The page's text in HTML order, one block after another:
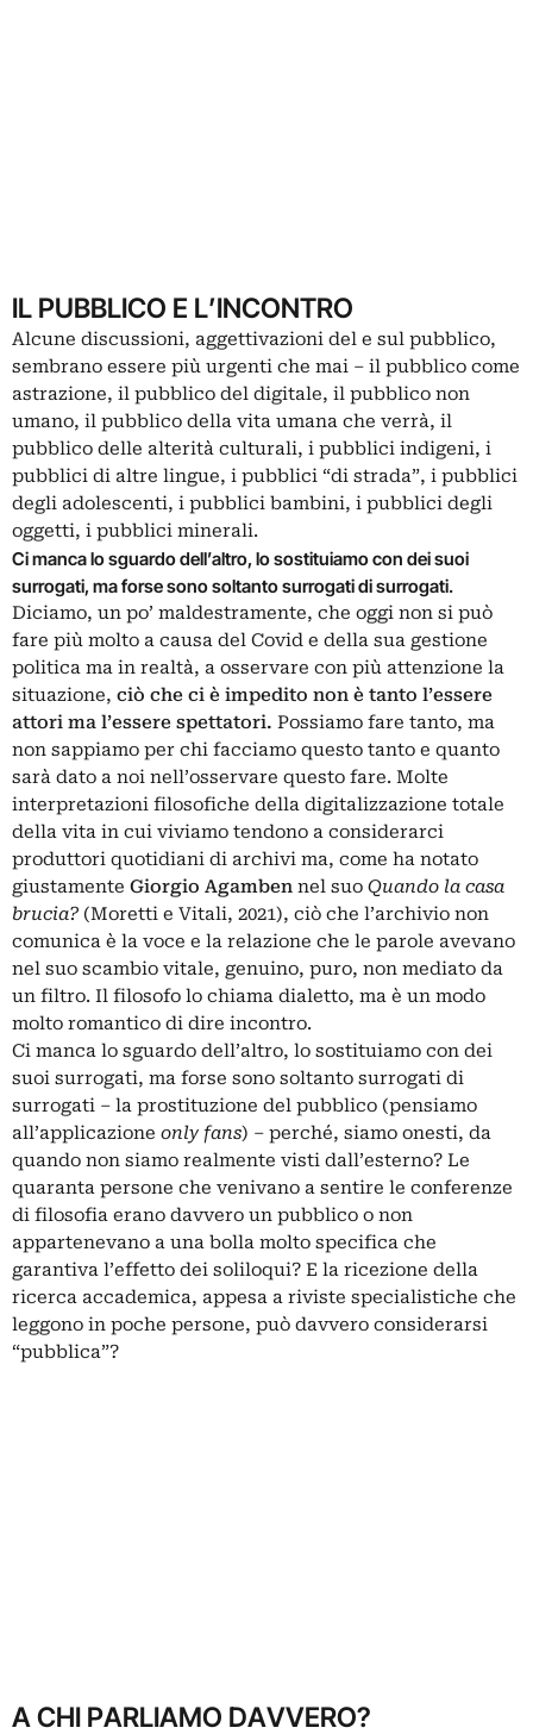
IL PUBBLICO E L’INCONTRO
Alcune discussioni, aggettivazioni del e sul pubblico,
sembrano essere più urgenti che mai – il pubblico come
astrazione, il pubblico del digitale, il pubblico non
umano, il pubblico della vita umana che verrà, il
pubblico delle alterità culturali, i pubblici indigeni, i
pubblici di altre lingue, i pubblici “di strada”, i pubblici
degli adolescenti, i pubblici bambini, i pubblici degli
oggetti, i pubblici minerali.
Ci manca lo sguardo dell’altro, lo sostituiamo con dei suoi
surrogati, ma forse sono soltanto surrogati di surrogati.
Diciamo, un po’ maldestramente, che oggi non si può
fare più molto a causa del Covid e della sua gestione
politica ma in realtà, a osservare con più attenzione la
situazione, ciò che ci è impedito non è tanto l’essere
attori ma l’essere spettatori. Possiamo fare tanto, ma
non sappiamo per chi facciamo questo tanto e quanto
sarà dato a noi nell’osservare questo fare. Molte
interpretazioni filosofiche della digitalizzazione totale
della vita in cui viviamo tendono a considerarci
produttori quotidiani di archivi ma, come ha notato
giustamente Giorgio Agamben nel suo Quando la casa
brucia? (Moretti e Vitali, 2021), ciò che l’archivio non
comunica è la voce e la relazione che le parole avevano
nel suo scambio vitale, genuino, puro, non mediato da
un filtro. Il filosofo lo chiama dialetto, ma è un modo
molto romantico di dire incontro.
Ci manca lo sguardo dell’altro, lo sostituiamo con dei
suoi surrogati, ma forse sono soltanto surrogati di
surrogati – la prostituzione del pubblico (pensiamo
all’applicazione only fans) – perché, siamo onesti, da
quando non siamo realmente visti dall’esterno? Le
quaranta persone che venivano a sentire le conferenze
di filosofia erano davvero un pubblico o non
appartenevano a una bolla molto specifica che
garantiva l’effetto dei soliloqui? E la ricezione della
ricerca accademica, appesa a riviste specialistiche che
leggono in poche persone, può davvero considerarsi
“pubblica”?
A CHI PARLIAMO DAVVERO?